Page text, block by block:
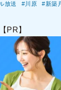
放送 川原 新築
【PR】